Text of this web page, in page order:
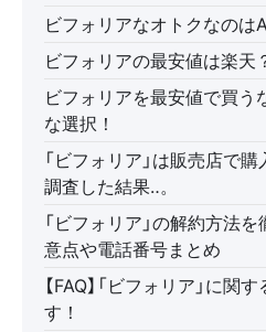
ビフォリアなオトクなのは
ビフォリアの最安値は楽天
ビフォリアを最安値で買う
な選択！
「ビフォリア」は販売店で
調査した結果‥。
「ビフォリア」の解約方法
意点や電話番号まとめ
【FAQ】「ビフォリア」に関
す！